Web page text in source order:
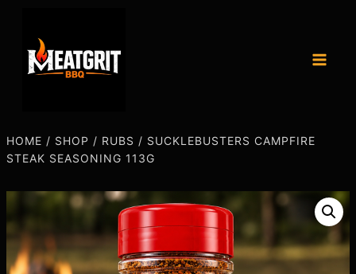
HOME / SHOP / RUBS / SUCKLEBUSTERS CAMPFIRE
STEAK SEASONING 113G